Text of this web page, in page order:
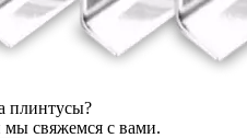
плинтусы?
мы свяжемся с вами.